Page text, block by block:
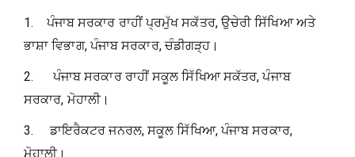
1. ਪੰਜਾਬ ਸਰਕਾਰ ਰਾਹੀਂ ਪ੍ਰਮੁੱਖ ਸਕੱਤਰ, ਉਚੇਰੀ ਸਿੱਖਿਆ ਅਤੇ
ਭਾਸ਼ਾ ਵਿਭਾਗ, ਪੰਜਾਬ ਸਰਕਾਰ, ਚੰਡੀਗੜ੍ਹ।
2. ਪੰਜਾਬ ਸਰਕਾਰ ਰਾਹੀਂ ਸਕੂਲ ਸਿੱਖਿਆ ਸਕੱਤਰ, ਪੰਜਾਬ
ਸਰਕਾਰ, ਮੋਹਾਲੀ।
3. ਡਾਇਰੈਕਟਰ ਜਨਰਲ, ਸਕੂਲ ਸਿੱਖਿਆ, ਪੰਜਾਬ ਸਰਕਾਰ,
ਮੋਹਾਲੀ।